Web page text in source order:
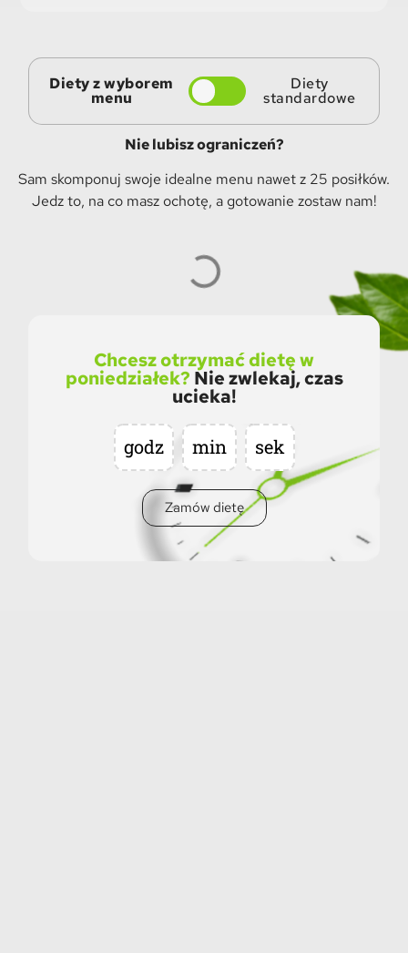
Diety z wyborem
menu
Diety
standardowe
Nie lubisz ograniczeń?
Sam skomponuj swoje idealne menu nawet z 25 posiłków.
Jedz to, na co masz ochotę, a gotowanie zostaw nam!
Chcesz otrzymać dietę w
poniedziałek? Nie zwlekaj, czas
ucieka!
godz min sek
Zamów dietę